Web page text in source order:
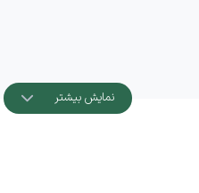
نمایش بیشتر